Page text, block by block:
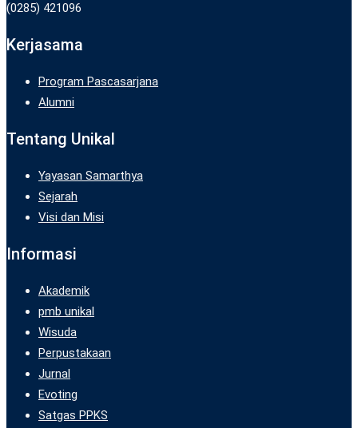
(0285) 421096
Kerjasama
Program Pascasarjana
Alumni
Tentang Unikal
Yayasan Samarthya
Sejarah
Visi dan Misi
Informasi
Akademik
pmb unikal
Wisuda
Perpustakaan
Jurnal
Evoting
Satgas PPKS